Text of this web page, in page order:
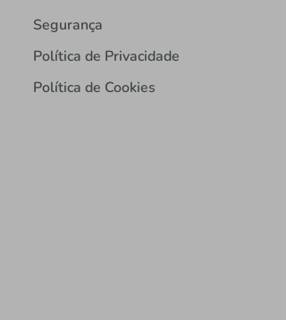
Segurança
Política de Privacidade
Política de Cookies